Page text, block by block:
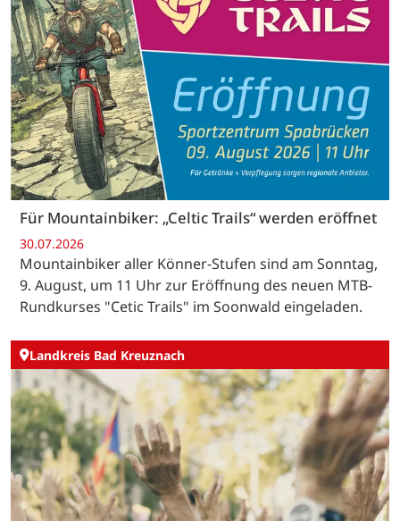
Für Mountainbiker: „Celtic Trails“ werden eröffnet
30.07.2026
Mountainbiker aller Könner-Stufen sind am Sonntag,
9. August, um 11 Uhr zur Eröffnung des neuen MTB-
Rundkurses "Cetic Trails" im Soonwald eingeladen.
Landkreis Bad Kreuznach